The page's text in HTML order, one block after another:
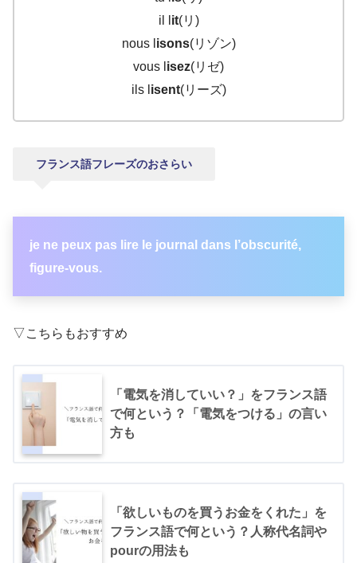
il l it(リ)
nous l isons(リゾン)
vous l isez(リゼ)
ils l isent(リーズ)
フランス語フレーズのおさらい
je ne peux pas lire le journal dans l’obscurité,
figure-vous.
▽こちらもおすすめ
「電気を消していい？」をフランス語
で何という？「電気をつける」の言い
方も
「欲しいものを買うお金をくれた」を
フランス語で何という？人称代名詞や
pourの用法も